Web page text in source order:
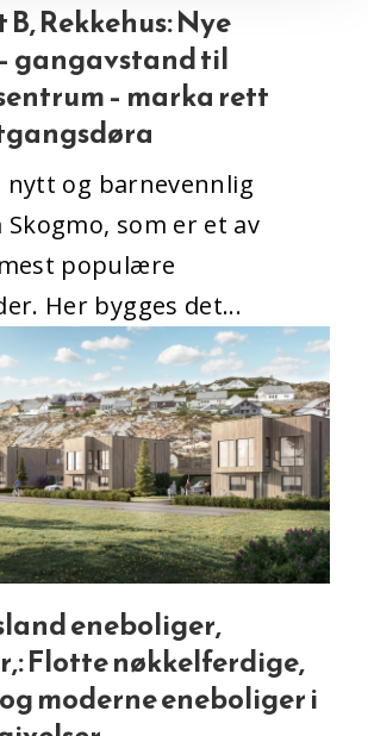
Rekkehus: Nye
gangavstand til
– marka rett
nytt og barnevennlig
Skogmo, som er et av
populære
Her bygges det...
eneboliger,
Flotte nøkkelferdige,
moderne eneboliger i